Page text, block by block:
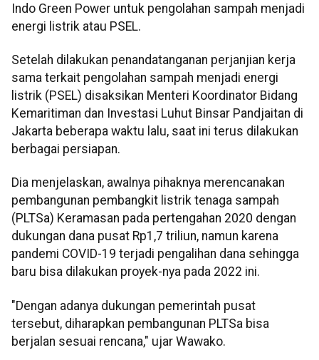
Indo Green Power untuk pengolahan sampah menjadi
energi listrik atau PSEL.
Setelah dilakukan penandatanganan perjanjian kerja
sama terkait pengolahan sampah menjadi energi
listrik (PSEL) disaksikan Menteri Koordinator Bidang
Kemaritiman dan Investasi Luhut Binsar Pandjaitan di
Jakarta beberapa waktu lalu, saat ini terus dilakukan
berbagai persiapan.
Dia menjelaskan, awalnya pihaknya merencanakan
pembangunan pembangkit listrik tenaga sampah
(PLTSa) Keramasan pada pertengahan 2020 dengan
dukungan dana pusat Rp1,7 triliun, namun karena
pandemi COVID-19 terjadi pengalihan dana sehingga
baru bisa dilakukan proyek-nya pada 2022 ini.
"Dengan adanya dukungan pemerintah pusat
tersebut, diharapkan pembangunan PLTSa bisa
berjalan sesuai rencana," ujar Wawako.